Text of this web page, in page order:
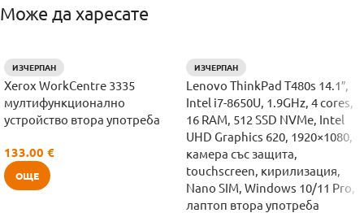
Може да харесате
ИЗЧЕРПАН
Xerox WorkCentre 3335
мултифункционално
устройство втора употреба
133.00 €
ОЩЕ
ИЗЧЕРПАН
Lenovo ThinkPad T480s 14.1″,
Intel i7-8650U, 1.9GHz, 4 cores,
16 RAM, 512 SSD NVMe, Intel
UHD Graphics 620, 1920×1080,
камера със защита,
touchscreen, кирилизация,
Nano SIM, Windows 10/11 Pro,
лаптоп втора употреба